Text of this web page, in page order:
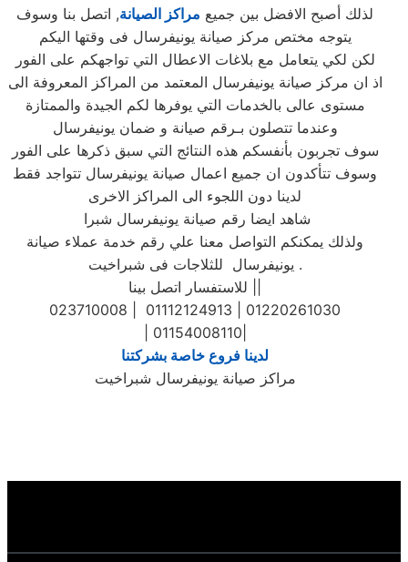
لذلك أصبح الافضل بين جميع مراكز الصيانة, اتصل بنا وسوف
يتوجه مختص مركز صيانة يونيفرسال فى وقتها اليكم
لكن لكي يتعامل مع بلاغات الاعطال التي تواجهكم على الفور
اذ ان مركز صيانة يونيفرسال المعتمد من المراكز المعروفة الى
مستوى عالى بالخدمات التي يوفرها لكم الجيدة والممتازة
وعندما تتصلون بـرقم صيانة و ضمان يونيفرسال
سوف تجربون بأنفسكم هذه النتائج التي سبق ذكرها على الفور
وسوف تتأكدون ان جميع اعمال صيانة يونيفرسال تتواجد فقط
لدينا دون اللجوء الى المراكز الاخرى
شاهد ايضا رقم صيانة يونيفرسال شبرا
ولذلك يمكنكم التواصل معنا علي رقم خدمة عملاء صيانة
يونيفرسال للثلاجات فى شبراخيت .
023710008 | 01112124913 | 01220261030
| 01154008110|
لدينا فروع خاصة بشركتنا
مراكز صيانة يونيفرسال شبراخيت